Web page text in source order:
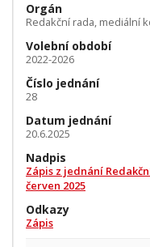
Orgán
Redakční rada, mediální
Volební období
2022-2026
Číslo jednání
28
Datum jednání
20.6.2025
Nadpis
Zápis z jednání
červen 2025
Odkazy
Zápis